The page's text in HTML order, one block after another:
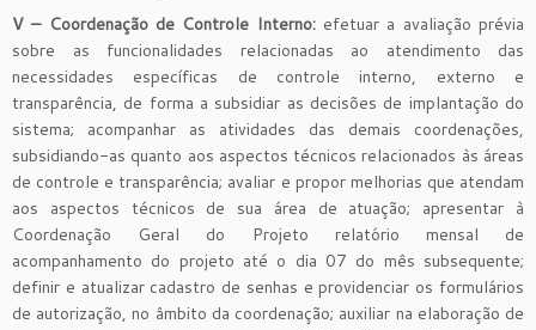
V – Coordenação de Controle Interno: efetuar a avaliação prévia
sobre as funcionalidades relacionadas ao atendimento das
necessidades específicas de controle interno, externo e
transparência, de forma a subsidiar as decisões de implantação do
sistema; acompanhar as atividades das demais coordenações,
subsidiando-as quanto aos aspectos técnicos relacionados às áreas
de controle e transparência; avaliar e propor melhorias que atendam
aos aspectos técnicos de sua área de atuação; apresentar à
Coordenação Geral do Projeto relatório mensal de
acompanhamento do projeto até o dia 07 do mês subsequente;
definir e atualizar cadastro de senhas e providenciar os formulários
de autorização, no âmbito da coordenação; auxiliar na elaboração de